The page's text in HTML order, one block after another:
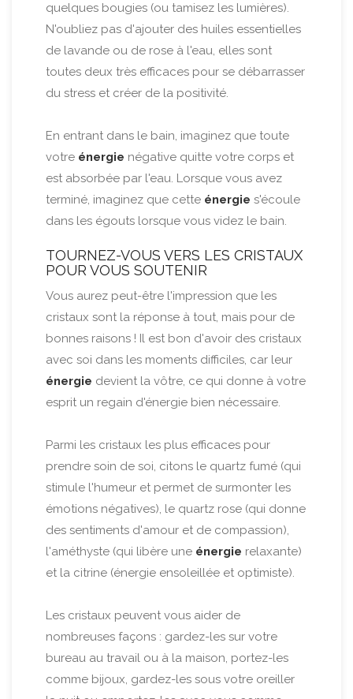
quelques bougies (ou tamisez les lumières).
N'oubliez pas d'ajouter des huiles essentielles
de lavande ou de rose à l'eau, elles sont
toutes deux très efficaces pour se débarrasser
du stress et créer de la positivité.
En entrant dans le bain, imaginez que toute
votre énergie négative quitte votre corps et
est absorbée par l'eau. Lorsque vous avez
terminé, imaginez que cette énergie s'écoule
dans les égouts lorsque vous videz le bain.
TOURNEZ-VOUS VERS LES CRISTAUX
POUR VOUS SOUTENIR
Vous aurez peut-être l'impression que les
cristaux sont la réponse à tout, mais pour de
bonnes raisons ! Il est bon d'avoir des cristaux
avec soi dans les moments difficiles, car leur
énergie devient la vôtre, ce qui donne à votre
esprit un regain d'énergie bien nécessaire.
Parmi les cristaux les plus efficaces pour
prendre soin de soi, citons le quartz fumé (qui
stimule l'humeur et permet de surmonter les
émotions négatives), le quartz rose (qui donne
des sentiments d'amour et de compassion),
l'améthyste (qui libère une énergie relaxante)
et la citrine (énergie ensoleillée et optimiste).
Les cristaux peuvent vous aider de
nombreuses façons : gardez-les sur votre
bureau au travail ou à la maison, portez-les
comme bijoux, gardez-les sous votre oreiller